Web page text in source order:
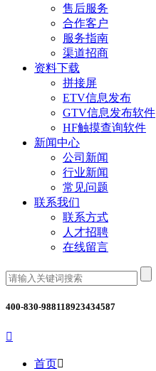
售后服务
合作客户
服务指南
渠道招商
资料下载
拼接屏
ETV信息发布
GTV信息发布软件
HF触摸查询软件
新闻中心
公司新闻
行业新闻
常见问题
联系我们
联系方式
人才招聘
在线留言
400-830-988118923434587

首页